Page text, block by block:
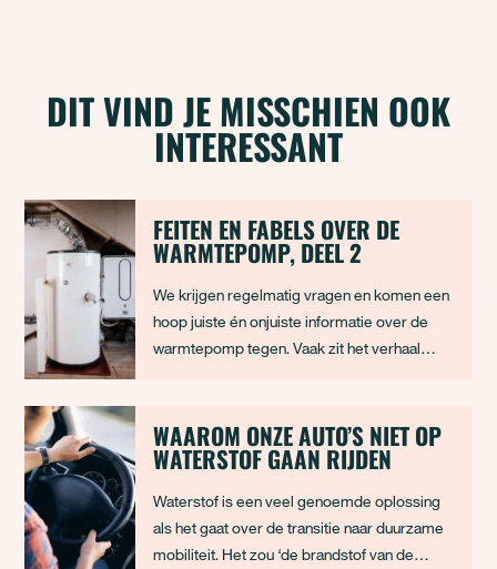
DIT VIND JE MISSCHIEN OOK
INTERESSANT
FEITEN EN FABELS OVER DE
WARMTEPOMP, DEEL 2
We krijgen regelmatig vragen en komen een
hoop juiste én onjuiste informatie over de
warmtepomp tegen. Vaak zit het verhaal
In dit tweede deel hebben we enkele nieuwe
feiten en fabels opgehelderd. In dit artikel l
WAAROM ONZE AUTO’S NIET OP
WATERSTOF GAAN RIJDEN
Waterstof is een veel genoemde oplossing
als het gaat over de transitie naar duurzame
mobiliteit. Het zou ‘de brandstof van de